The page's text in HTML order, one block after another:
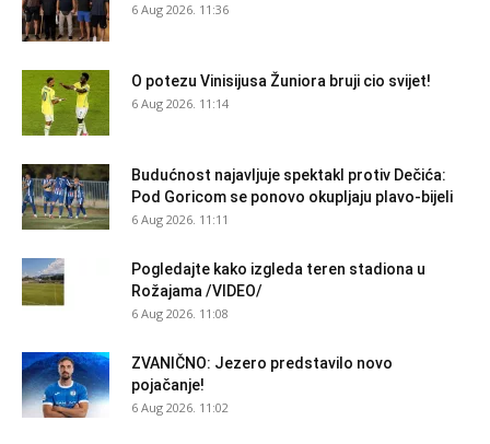
6 Aug 2026. 11:36
O potezu Vinisijusa Žuniora bruji cio svijet!
6 Aug 2026. 11:14
Budućnost najavljuje spektakl protiv Dečića:
Pod Goricom se ponovo okupljaju plavo-bijeli
6 Aug 2026. 11:11
Pogledajte kako izgleda teren stadiona u
Rožajama /VIDEO/
6 Aug 2026. 11:08
ZVANIČNO: Jezero predstavilo novo
pojačanje!
6 Aug 2026. 11:02